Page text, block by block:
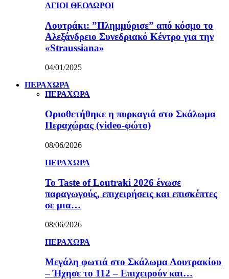
ΑΓΙΟΙ ΘΕΟΔΩΡΟΙ
Λουτράκι: ”Πλημμύρισε” από κόσμο το
Αλεξάνδρειο Συνεδριακό Κέντρο για την
«Straussiana»
04/01/2025
ΠΕΡΑΧΩΡΑ
ΠΕΡΑΧΩΡΑ
Οριοθετήθηκε η πυρκαγιά στο Σκάλωμα
Περαχώρας (video-φώτο)
08/06/2026
ΠΕΡΑΧΩΡΑ
Το Taste of Loutraki 2026 ένωσε
παραγωγούς, επιχειρήσεις και επισκέπτες
σε μια…
08/06/2026
ΠΕΡΑΧΩΡΑ
Μεγάλη φωτιά στο Σκάλωμα Λουτρακίου
– Ήχησε το 112 – Επιχειρούν και…